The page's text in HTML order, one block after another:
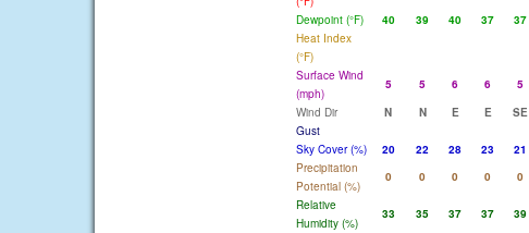
Dewpoint (°F)
40 39 40 37 37
Heat Index
(°F)
Surface Wind
(mph)
5 5 6 6 5
Wind Dir
N N E E SE
Gust
Sky Cover (%)
20 22 28 23 21
Precipitation
Potential (%)
0 0 0 0 0
Relative
Humidity (%)
33 35 37 37 39